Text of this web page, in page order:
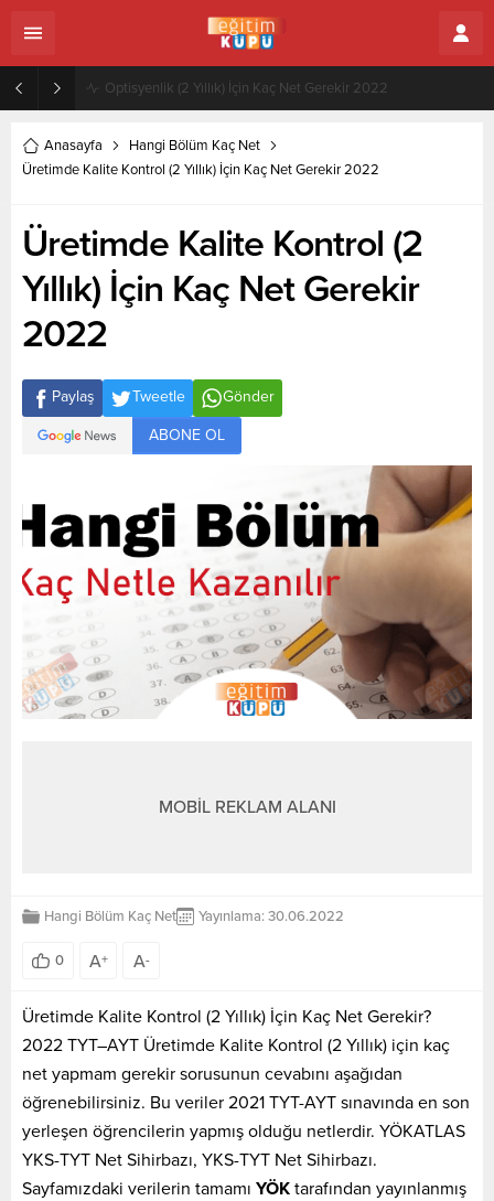
Anasayfa
Hangi Bölüm Kaç Net
Üretimde Kalite Kontrol (2 Yıllık) İçin Kaç Net Gerekir 2022
Üretimde Kalite Kontrol (2
Yıllık) İçin Kaç Net Gerekir
2022
Paylaş Tweetle Gönder
ABONE OL
MOBİL REKLAM ALANI
Hangi Bölüm Kaç Net Yayınlama: 30.06.2022
0 A+ A-
Üretimde Kalite Kontrol (2 Yıllık) İçin Kaç Net Gerekir?
2022 TYT–AYT Üretimde Kalite Kontrol (2 Yıllık) için kaç
net yapmam gerekir sorusunun cevabını aşağıdan
öğrenebilirsiniz. Bu veriler 2021 TYT-AYT sınavında en son
yerleşen öğrencilerin yapmış olduğu netlerdir. YÖKATLAS
YKS-TYT Net Sihirbazı, YKS-TYT Net Sihirbazı.
Sayfamızdaki verilerin tamamı YÖK tarafından yayınlanmış